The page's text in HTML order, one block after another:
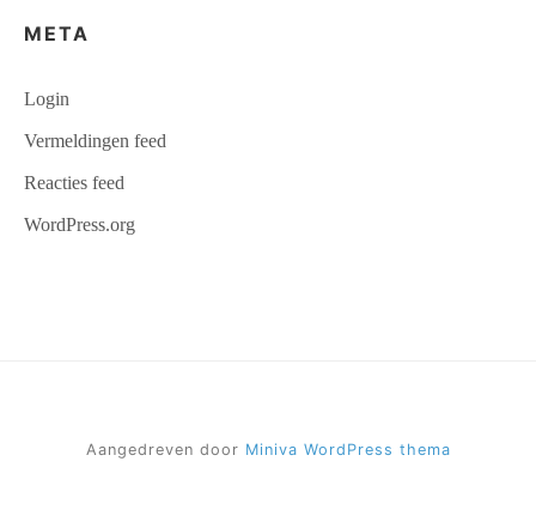
META
Login
Vermeldingen feed
Reacties feed
WordPress.org
Aangedreven door Miniva WordPress thema